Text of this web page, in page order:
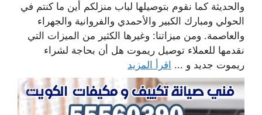
والحديثة كما نقوم بتوصيلها لباب منزلكم أين ما كنتم في
الحولي ومبارك الكبير والأحمدي والفروانية والجهراء
والعاصمة. ومن ميزاتنا: وغيرها الكثير من الميزات التي
نقدمها للعملاء توصيل ريموت هل أن بحاجة لشراء
ريموت جديد و ... اقرأ المزيد